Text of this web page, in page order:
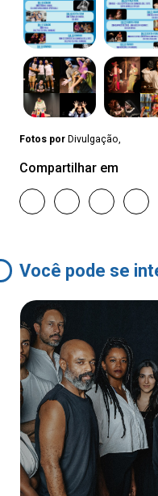
Fotos por Divulgação,
Compartilhar em
Você pode se